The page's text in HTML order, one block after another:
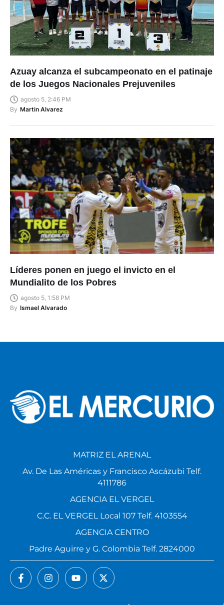
Azuay alcanza el subcampeonato en el patinaje
de los Juegos Nacionales Prejuveniles
agosto 5, 2:46 PM
By Martin Alvarez
Líderes ponen en juego el invicto en el
Mundialito de los Pobres
agosto 5, 1:58 PM
By Ismael Alvarado
MATRIZ EL ARENAL
Av. De Las Américas y Francisco Ascázubi Telf.
4111786
AGENCIA EL VERGEL
C.C. EL VERGEL Local 107 Telf. 4103554
AGENCIA CENTRO
Padre Aguirre y G. Colombia Telf. 2824000